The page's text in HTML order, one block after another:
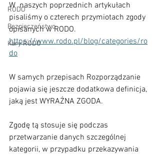
RODO
Bezpieczeństwo
Kary RODO
W  naszych poprzednich artykułach
pisaliśmy o czterech przymiotach zgody
opisanych w RODO.
https://www.rodo.pl/blog/categories/ro
do
W samych przepisach Rozporządzanie
pojawia się jeszcze dodatkowa definicja,
jaką jest WYRAŹNA ZGODA.
Zgodę tą stosuje się podczas
przetwarzanie danych szczególnej
kategorii, w przypadku przekazywania